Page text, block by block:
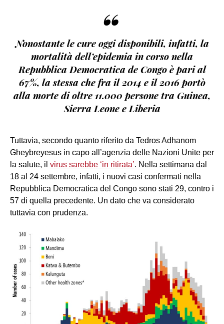
“
Nonostante le cure oggi disponibili, infatti, la
mortalità dell’epidemia in corso nella
Repubblica Democratica de Congo è pari al
67%, la stessa che fra il 2014 e il 2016 portò
alla morte di oltre 11.000 persone tra Guinea,
Sierra Leone e Liberia
Tuttavia, secondo quanto riferito da Tedros Adhanom
Gheybreyesus in capo all’agenzia delle Nazioni Unite per
la salute, il virus sarebbe ‘in ritirata’. Nella settimana dal
18 al 24 settembre, infatti, i nuovi casi confermati nella
Repubblica Democratica del Congo sono stati 29, contro i
57 di quella precedente. Un dato che va considerato
tuttavia con prudenza.